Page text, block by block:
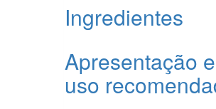
Ingredientes
Apresentação e
uso